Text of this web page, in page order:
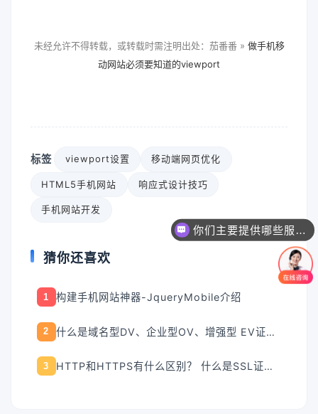
未经允许不得转载，或转载时需注明出处：茄番番 » 做手机移
动网站必须要知道的viewport
标签 viewport设置 移动端网页优化
HTML5手机网站 响应式设计技巧
手机网站开发
猜你还喜欢
1 构建手机网站神器-JqueryMobile介绍
2 什么是域名型DV、企业型OV、增强型 EV证书？
3 HTTP和HTTPS有什么区别？ 什么是SSL证书？使用ssl证书优势？
你们主要提供哪些服务？可以根据需求定制吗？